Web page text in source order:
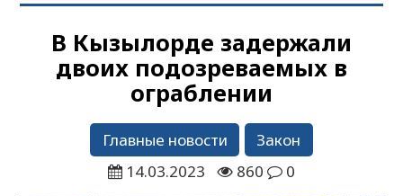
В Кызылорде задержали
двоих подозреваемых в
ограблении
Главные новости
Закон
14.03.2023
860 0